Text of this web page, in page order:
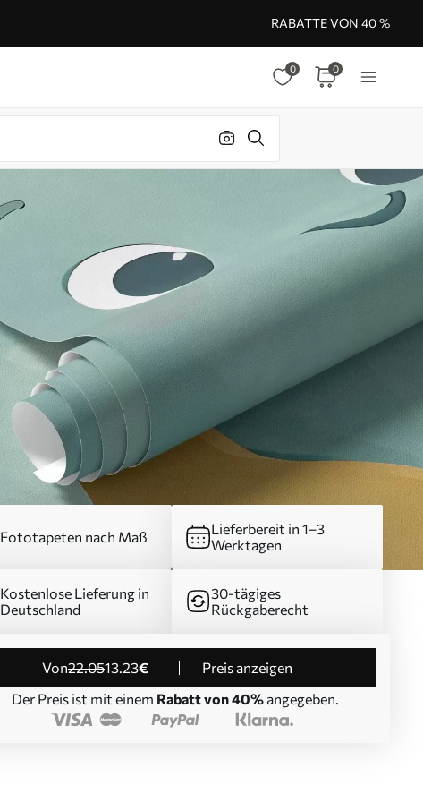
RABATTE VON 40 %
0 0
Fototapeten nach Maß
Lieferbereit in 1–3
Werktagen
Kostenlose Lieferung in
Deutschland
30-tägiges
Rückgaberecht
von22.0513.23€
Preis anzeigen
Der Preis ist mit einem Rabatt von 40% angegeben.